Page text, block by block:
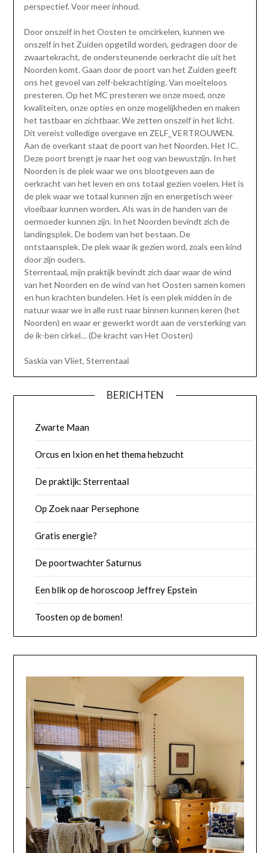
perspectief. Voor meer inhoud.
Door onszelf in het Oosten te omcirkelen, kunnen we
onszelf in het Zuiden opgetild worden, gedragen door de
zwaartekracht, de ondersteunende oerkracht die uit het
Noorden komt. Gaan door de poort van het Zuiden geeft
ons het gevoel van zelf-bekrachtiging. Van moeiteloos
presteren. Op het MC presteren we onze moed, onze
kwaliteiten, onze opties en onze mogelijkheden en maken
het tastbaar en zichtbaar. We zetten onszelf in het licht.
Dit vereist volledige overgave en ZELF_VERTROUWEN.
Aan de overkant staat de poort van het Noorden. Het IC.
Deze poort brengt je naar het oog van bewustzijn. In het
Noorden is de plek waar we ons blootgeven aan de
oerkracht van het leven en ons totaal gezien voelen. Het is
de plek waar we totaal kunnen zijn en energetisch weer
vloeibaar kunnen worden. Als was in de handen van de
oermoeder kunnen zijn. In het Noorden bevindt zich de
landingsplek. De bodem van het bestaan. De
ontstaansplek. De plek waar ik gezien word, zoals een kind
door zijn ouders.
Sterrentaal, mijn praktijk bevindt zich daar waar de wind
van het Noorden en de wind van het Oosten samen komen
en hun krachten bundelen. Het is een plek midden in de
natuur waar we in alle rust naar binnen kunnen keren (het
Noorden) en waar er gewerkt wordt aan de versterking van
de ik-ben cirkel… (De kracht van Het Oosten)
Saskia van Vliet, Sterrentaal
BERICHTEN
Zwarte Maan
Orcus en Ixion en het thema hebzucht
De praktijk: Sterrentaal
Op Zoek naar Persephone
Gratis energie?
De poortwachter Saturnus
Een blik op de horoscoop Jeffrey Epstein
Toosten op de bomen!